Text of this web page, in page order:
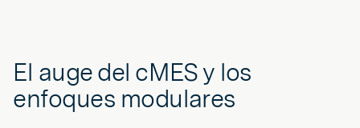
El auge del cMES y los
enfoques modulares